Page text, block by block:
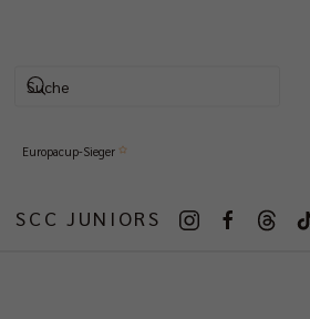
Europacup-Sieger
SCC JUNIORS